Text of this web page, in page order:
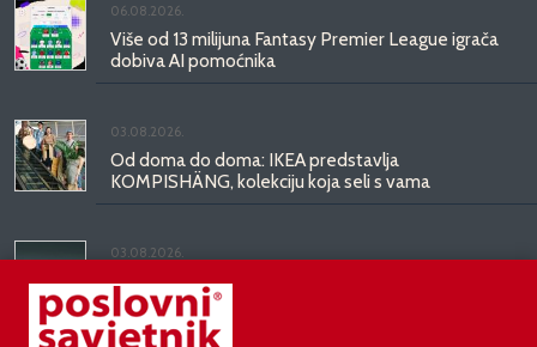
06.08.2026.
Više od 13 milijuna Fantasy Premier League igrača
dobiva AI pomoćnika
03.08.2026.
Od doma do doma: IKEA predstavlja
KOMPISHÄNG, kolekciju koja seli s vama
03.08.2026.
Kineski BYD predstavio luksuznu limuzinu veću od
Mercedesove S-klase, obećava domet do 1.000
kilometara